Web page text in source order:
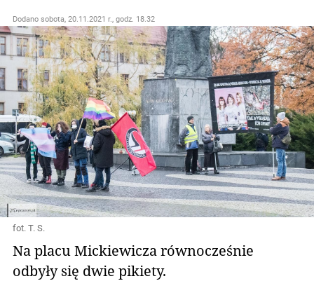
Dodano sobota, 20.11.2021 r., godz. 18.32
fot. T. S.
Na placu Mickiewicza równocześnie
odbyły się dwie pikiety.